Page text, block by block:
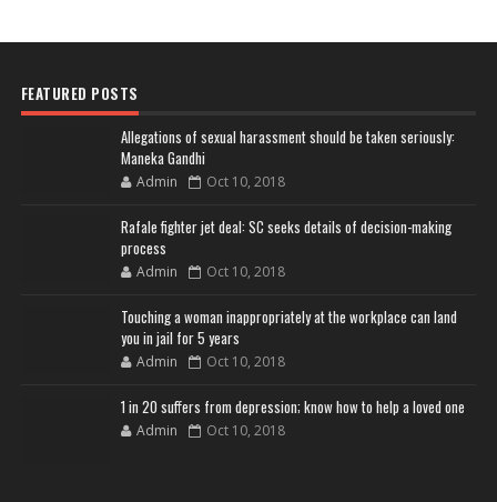
FEATURED POSTS
Allegations of sexual harassment should be taken seriously:
Maneka Gandhi
Admin Oct 10, 2018
Rafale fighter jet deal: SC seeks details of decision-making
process
Admin Oct 10, 2018
Touching a woman inappropriately at the workplace can land
you in jail for 5 years
Admin Oct 10, 2018
1 in 20 suffers from depression; know how to help a loved one
Admin Oct 10, 2018